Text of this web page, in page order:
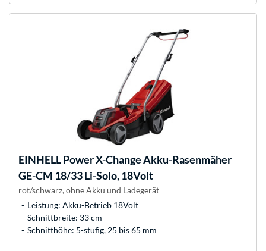
EINHELLPower X-Change Akku-Rasenmäher
GE-CM 18/33 Li-Solo, 18Volt
rot/schwarz, ohne Akku und Ladegerät
Leistung: Akku-Betrieb 18Volt
Schnittbreite: 33 cm
Schnitthöhe: 5-stufig, 25 bis 65 mm